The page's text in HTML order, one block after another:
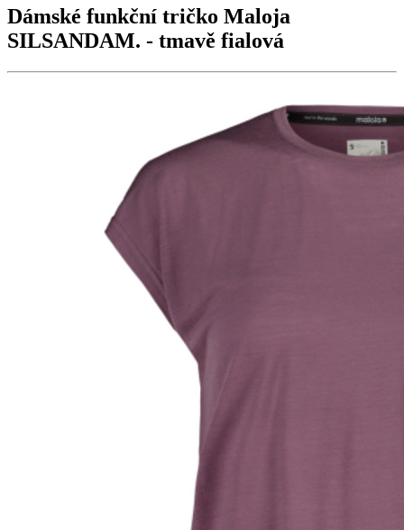
Dámské funkční tričko Maloja
SILSANDAM. - tmavě fialová